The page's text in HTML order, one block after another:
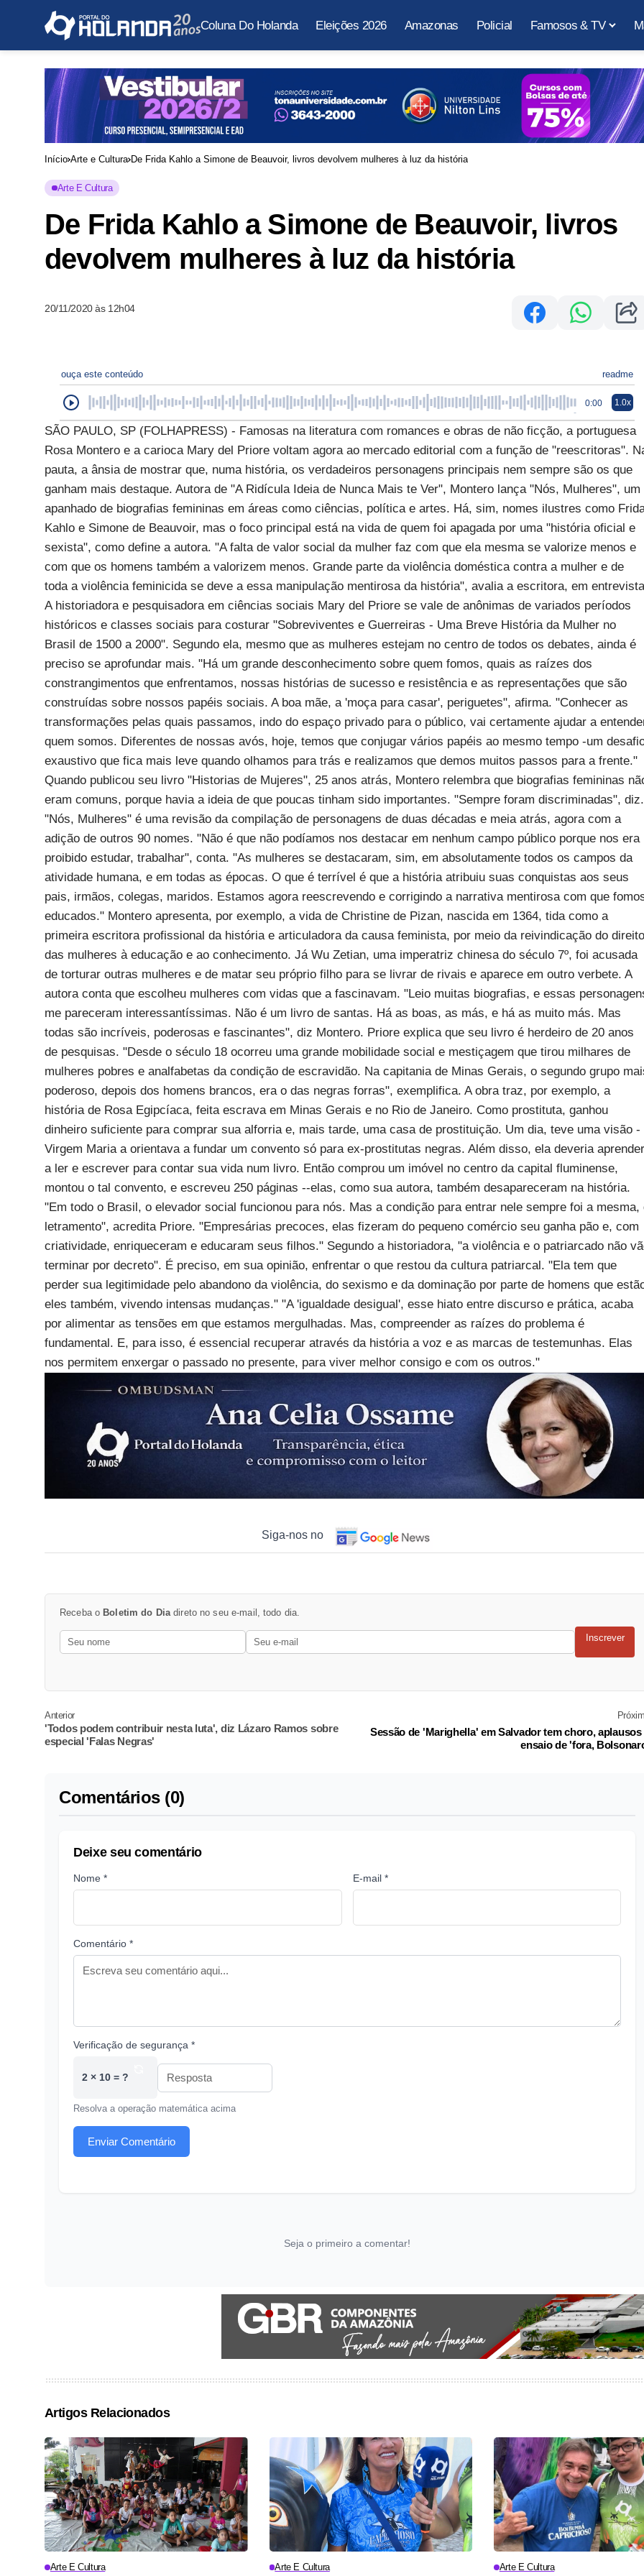
Coluna Do Holanda Eleições 2026 Amazonas Policial Famosos & TV
Início Arte e Cultura De Frida Kahlo a Simone de Beauvoir, livros devolvem mulheres à luz da história
Arte E Cultura
De Frida Kahlo a Simone de Beauvoir, livros
devolvem mulheres à luz da história
20/11/2020 às 12h04
ouça este conteúdo readme
0:00 1.0x
SÃO PAULO, SP (FOLHAPRESS) - Famosas na literatura com romances e obras de não ficção, a portuguesa
Rosa Montero e a carioca Mary del Priore voltam agora ao mercado editorial com a função de "reescritoras".
pauta, a ânsia de mostrar que, numa história, os verdadeiros personagens principais nem sempre são os que
ganham mais destaque. Autora de "A Ridícula Ideia de Nunca Mais te Ver", Montero lança "Nós, Mulheres", um
apanhado de biografias femininas em áreas como ciências, política e artes. Há, sim, nomes ilustres como
Kahlo e Simone de Beauvoir, mas o foco principal está na vida de quem foi apagada por uma "história oficial e
sexista", como define a autora. "A falta de valor social da mulher faz com que ela mesma se valorize menos e
com que os homens também a valorizem menos. Grande parte da violência doméstica contra a mulher e de
toda a violência feminicida se deve a essa manipulação mentirosa da história", avalia a escritora, em
A historiadora e pesquisadora em ciências sociais Mary del Priore se vale de anônimas de variados períodos
históricos e classes sociais para costurar "Sobreviventes e Guerreiras - Uma Breve História da Mulher no
Brasil de 1500 a 2000". Segundo ela, mesmo que as mulheres estejam no centro de todos os debates, ainda é
preciso se aprofundar mais. "Há um grande desconhecimento sobre quem fomos, quais as raízes dos
constrangimentos que enfrentamos, nossas histórias de sucesso e resistência e as representações que são
construídas sobre nossos papéis sociais. A boa mãe, a 'moça para casar', periguetes", afirma. "Conhecer as
transformações pelas quais passamos, indo do espaço privado para o público, vai certamente ajudar a
quem somos. Diferentes de nossas avós, hoje, temos que conjugar vários papéis ao mesmo tempo -um
exaustivo que fica mais leve quando olhamos para trás e realizamos que demos muitos passos para a frente."
Quando publicou seu livro "Historias de Mujeres", 25 anos atrás, Montero relembra que biografias femininas
eram comuns, porque havia a ideia de que poucas tinham sido importantes. "Sempre foram discriminadas", diz.
"Nós, Mulheres" é uma revisão da compilação de personagens de duas décadas e meia atrás, agora com a
adição de outros 90 nomes. "Não é que não podíamos nos destacar em nenhum campo público porque nos era
proibido estudar, trabalhar", conta. "As mulheres se destacaram, sim, em absolutamente todos os campos da
atividade humana, e em todas as épocas. O que é terrível é que a história atribuiu suas conquistas aos seus
pais, irmãos, colegas, maridos. Estamos agora reescrevendo e corrigindo a narrativa mentirosa com que
educados." Montero apresenta, por exemplo, a vida de Christine de Pizan, nascida em 1364, tida como a
primeira escritora profissional da história e articuladora da causa feminista, por meio da reivindicação do direito
das mulheres à educação e ao conhecimento. Já Wu Zetian, uma imperatriz chinesa do século 7º, foi acusada
de torturar outras mulheres e de matar seu próprio filho para se livrar de rivais e aparece em outro verbete. A
autora conta que escolheu mulheres com vidas que a fascinavam. "Leio muitas biografias, e essas
me pareceram interessantíssimas. Não é um livro de santas. Há as boas, as más, e há as muito más. Mas
todas são incríveis, poderosas e fascinantes", diz Montero. Priore explica que seu livro é herdeiro de 20 anos
de pesquisas. "Desde o século 18 ocorreu uma grande mobilidade social e mestiçagem que tirou milhares de
mulheres pobres e analfabetas da condição de escravidão. Na capitania de Minas Gerais, o segundo grupo
poderoso, depois dos homens brancos, era o das negras forras", exemplifica. A obra traz, por exemplo, a
história de Rosa Egipcíaca, feita escrava em Minas Gerais e no Rio de Janeiro. Como prostituta, ganhou
dinheiro suficiente para comprar sua alforria e, mais tarde, uma casa de prostituição. Um dia, teve uma visão -
Virgem Maria a orientava a fundar um convento só para ex-prostitutas negras. Além disso, ela deveria aprender
a ler e escrever para contar sua vida num livro. Então comprou um imóvel no centro da capital fluminense,
montou o tal convento, e escreveu 250 páginas --elas, como sua autora, também desapareceram na história.
"Em todo o Brasil, o elevador social funcionou para nós. Mas a condição para entrar nele sempre foi a mesma,
letramento", acredita Priore. "Empresárias precoces, elas fizeram do pequeno comércio seu ganha pão e, com
criatividade, enriqueceram e educaram seus filhos." Segundo a historiadora, "a violência e o patriarcado não
terminar por decreto". É preciso, em sua opinião, enfrentar o que restou da cultura patriarcal. "Ela tem que
perder sua legitimidade pelo abandono da violência, do sexismo e da dominação por parte de homens que
eles também, vivendo intensas mudanças." "A 'igualdade desigual', esse hiato entre discurso e prática, acaba
por alimentar as tensões em que estamos mergulhadas. Mas, compreender as raízes do problema é
fundamental. E, para isso, é essencial recuperar através da história a voz e as marcas de testemunhas. Elas
nos permitem enxergar o passado no presente, para viver melhor consigo e com os outros."
Siga-nos no
Receba o Boletim do Diadireto no seu e-mail, todo dia.
Inscrever
Anterior
'Todos podem contribuir nesta luta', diz Lázaro Ramos sobre
especial 'Falas Negras'
Sessão de 'Marighella' em Salvador tem choro, aplausos
ensaio de 'fora,
Comentários (0)
Deixe seu comentário
Nome * E-mail *
Comentário *
Verificação de segurança *
2 × 10 = ?
Resolva a operação matemática acima
Enviar Comentário
Seja o primeiro a comentar!
Artigos Relacionados
Arte E Cultura Arte E Cultura Arte E Cultura